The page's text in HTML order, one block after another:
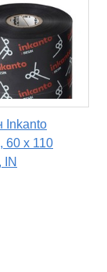
Inkanto
60 x 110
IN